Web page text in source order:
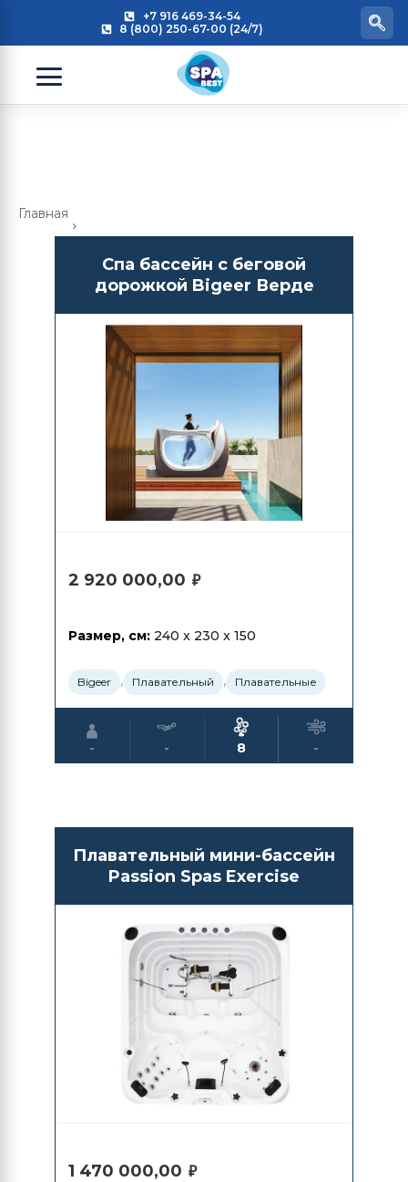
+7 916 469-34-54
8 (800) 250-67-00 (24/7)
Главная
Спа бассейн с беговой
дорожкой Bigeer Верде
2 920 000,00 ₽
Размер, см: 240 x 230 x 150
Bigeer , Плавательный , Плавательные
- - 8 -
Плавательный мини-бассейн
Passion Spas Exercise
1 470 000,00 ₽